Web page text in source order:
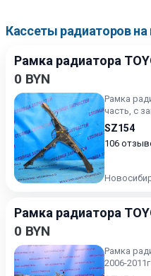
Кассеты радиаторов
Рамка радиатора
0 BYN
Рамка
часть, с
SZ154
106
Рамка радиатора
0 BYN
Рамка
2006-